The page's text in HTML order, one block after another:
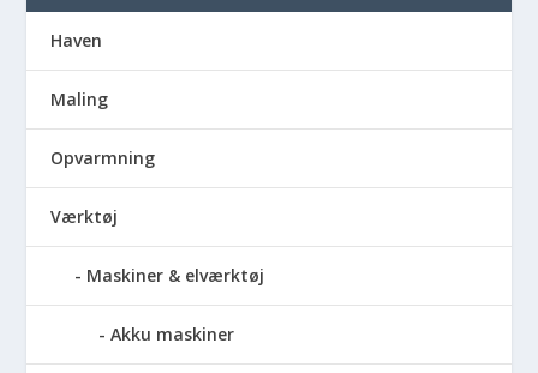
Haven
Maling
Opvarmning
Værktøj
Maskiner & elværktøj
Akku maskiner